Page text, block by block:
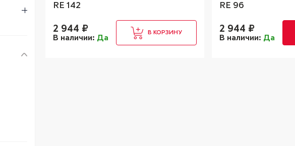
RE 142
2 944 ₽
В наличии: Да
В КОРЗИНУ
RE 96
2 944 ₽
В наличии: Да